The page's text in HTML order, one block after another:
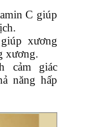
C giúp
xương
xương.
cảm giác
năng hấp